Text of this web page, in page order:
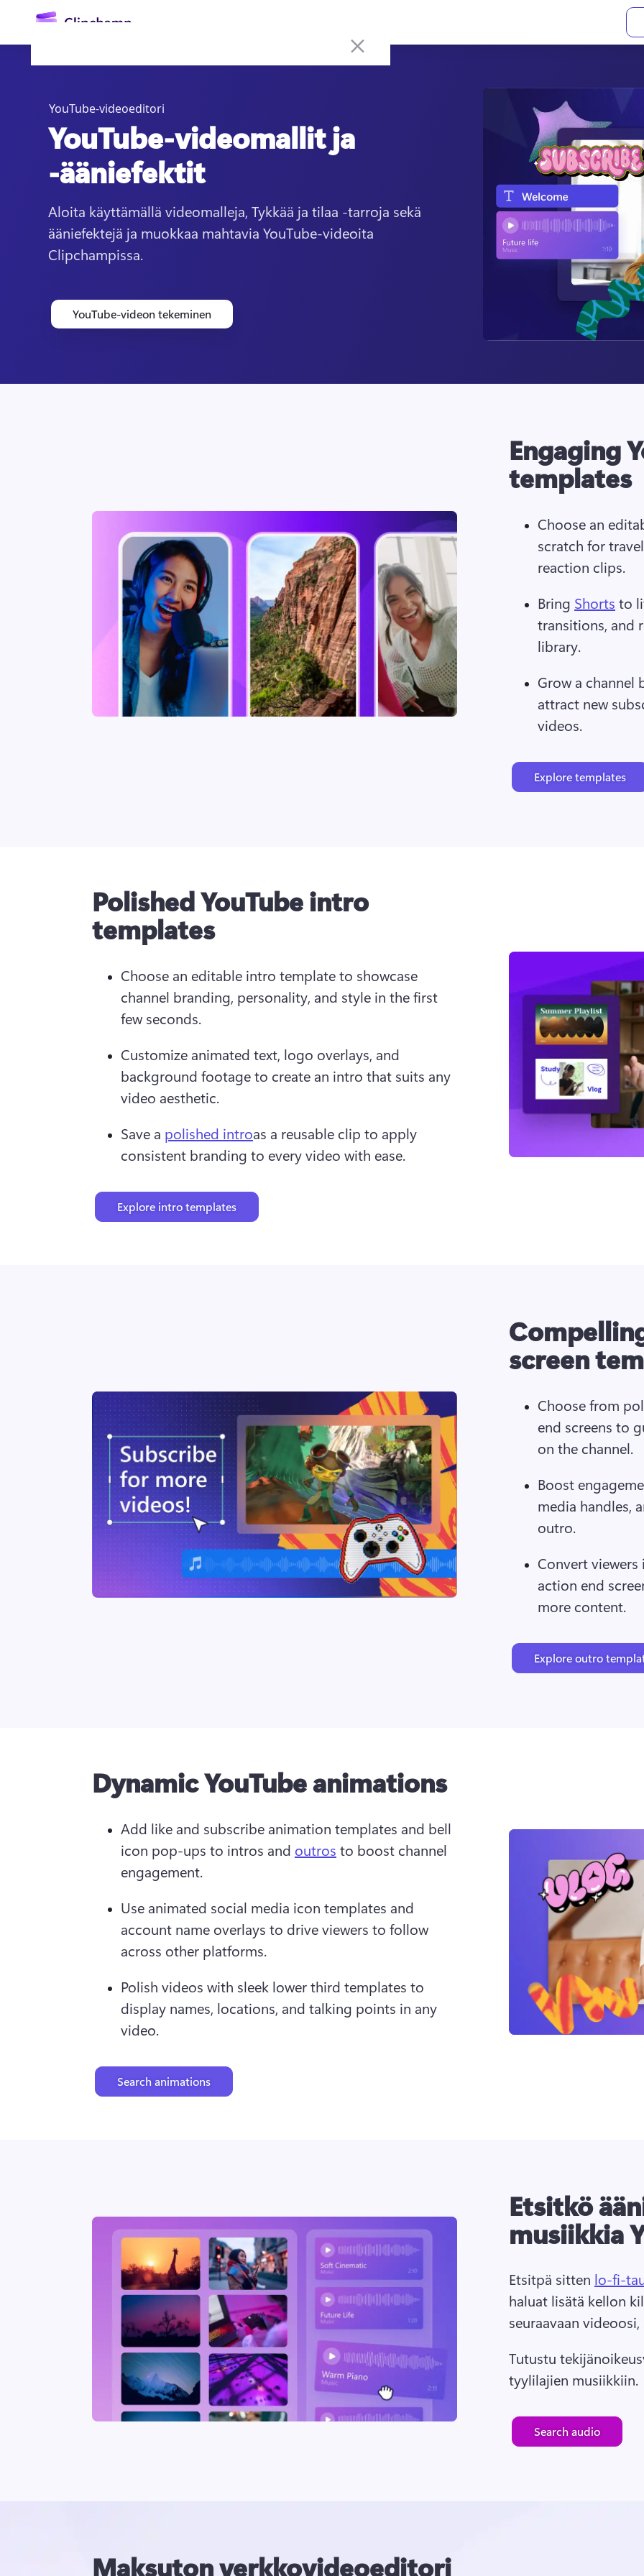
Kirjaudu sisään
YouTube-videoeditori
YouTube-videomallit ja
-ääniefektit
Aloita käyttämällä videomalleja, Tykkää ja tilaa -tarroja sekä
ääniefektejä ja muokkaa mahtavia YouTube-videoita
Clipchampissa.
YouTube-videon tekeminen
Engaging
templates
Choose an
scratch for
reaction clips.
Bring Shorts to
transitions, and
library.
Grow a channel
attract new
videos.
Explore templates
Polished YouTube intro
templates
Choose an editable intro template to showcase
channel branding, personality, and style in the first
few seconds.
Customize animated text, logo overlays, and
background footage to create an intro that suits any
video aesthetic.
Save a polished introas a reusable clip to apply
consistent branding to every video with ease.
Explore intro templates
screen
Choose from
end screens to
on the channel.
Boost
media handles,
outro.
Convert
action end
more content.
Explore outro
Dynamic YouTube animations
Add like and subscribe animation templates and bell
icon pop-ups to intros and outros to boost channel
engagement.
Use animated social media icon templates and
account name overlays to drive viewers to follow
across other platforms.
Polish videos with sleek lower third templates to
display names, locations, and talking points in any
video.
Search animations
Etsitkö
musiikkia
Etsitpä sitten lo-fi-
haluat lisätä kellon
seuraavaan
Tutustu
tyylilajien musiikkiin.
Search audio
Maksuton verkkovideoeditori